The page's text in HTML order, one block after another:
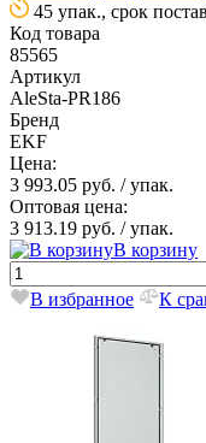
45 упак., срок
Код товара
85565
Артикул
AleSta-PR186
Бренд
EKF
Цена:
3 993.05 руб. / упак.
Оптовая цена:
3 913.19 руб. / упак.
В корзину
В избранное К